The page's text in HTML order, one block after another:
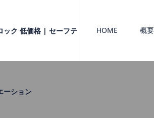
HOME 概